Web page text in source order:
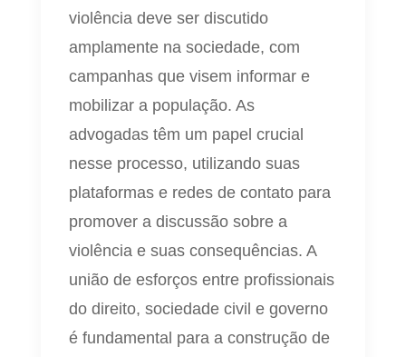
violência deve ser discutido
amplamente na sociedade, com
campanhas que visem informar e
mobilizar a população. As
advogadas têm um papel crucial
nesse processo, utilizando suas
plataformas e redes de contato para
promover a discussão sobre a
violência e suas consequências. A
união de esforços entre profissionais
do direito, sociedade civil e governo
é fundamental para a construção de